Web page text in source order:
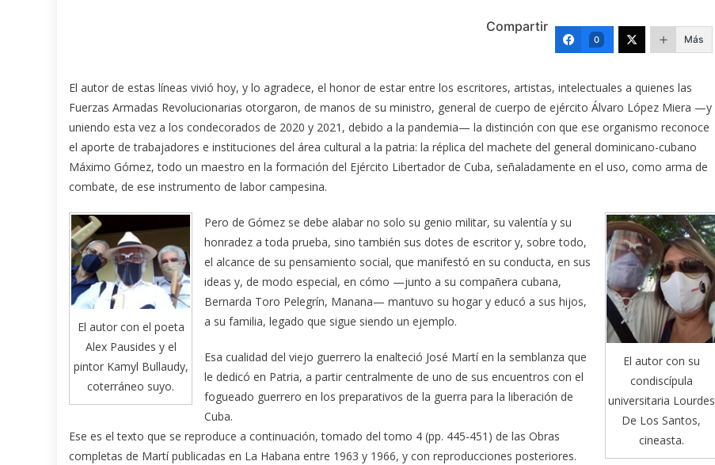
Compartir
0 Más
El autor de estas líneas vivió hoy, y lo agradece, el honor de estar entre los escritores, artistas, intelectuales a quienes las
Fuerzas Armadas Revolucionarias otorgaron, de manos de su ministro, general de cuerpo de ejército Álvaro López Miera —y
uniendo esta vez a los condecorados de 2020 y 2021, debido a la pandemia— la distinción con que ese organismo reconoce
el aporte de trabajadores e instituciones del área cultural a la patria: la réplica del machete del general dominicano-cubano
Máximo Gómez, todo un maestro en la formación del Ejército Libertador de Cuba, señaladamente en el uso, como arma de
combate, de ese instrumento de labor campesina.
El autor con su
condiscípula
universitaria Lourdes
De Los Santos,
cineasta.
El autor con el poeta
Alex Pausides y el
pintor Kamyl Bullaudy,
coterráneo suyo.
Pero de Gómez se debe alabar no solo su genio militar, su valentía y su
honradez a toda prueba, sino también sus dotes de escritor y, sobre todo,
el alcance de su pensamiento social, que manifestó en su conducta, en sus
ideas y, de modo especial, en cómo —junto a su compañera cubana,
Bernarda Toro Pelegrín, Manana— mantuvo su hogar y educó a sus hijos,
a su familia, legado que sigue siendo un ejemplo.
Esa cualidad del viejo guerrero la enalteció José Martí en la semblanza que
le dedicó en Patria, a partir centralmente de uno de sus encuentros con el
fogueado guerrero en los preparativos de la guerra para la liberación de
Cuba.
Ese es el texto que se reproduce a continuación, tomado del tomo 4 (pp. 445-451) de las Obras
completas de Martí publicadas en La Habana entre 1963 y 1966, y con reproducciones posteriores.